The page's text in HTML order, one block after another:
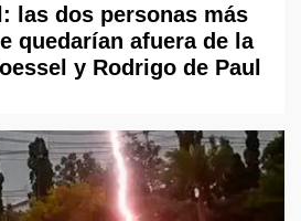
las dos personas más
quedarían afuera de la
y Rodrigo de Paul